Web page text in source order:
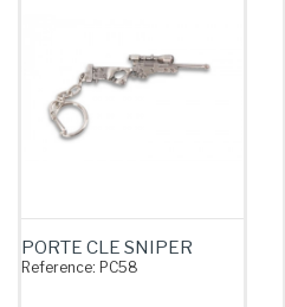
PORTE CLE SNIPER
Reference: PC58